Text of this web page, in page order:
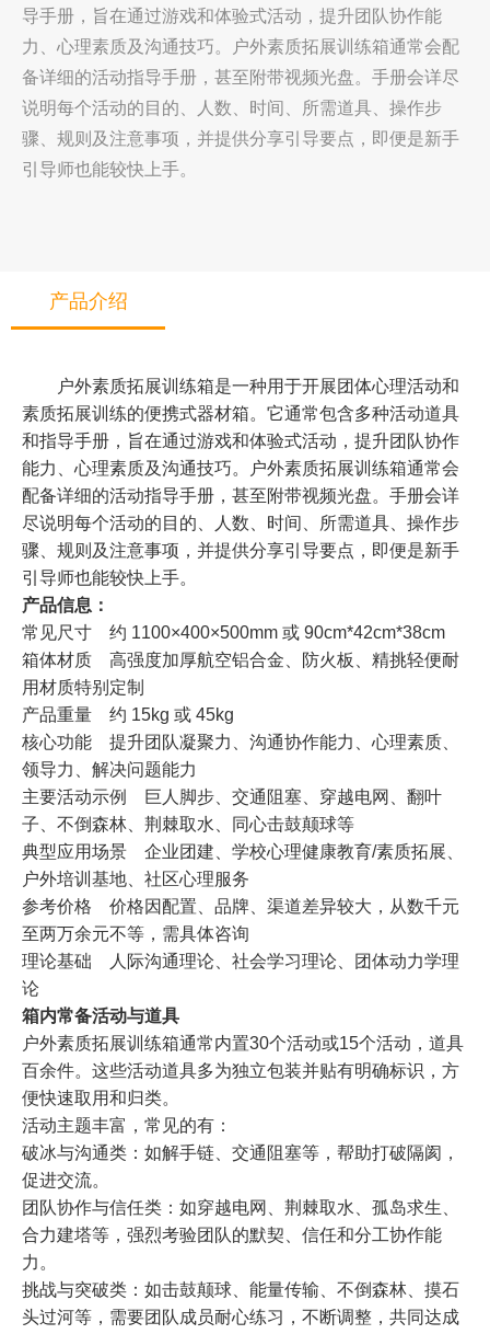
导手册，旨在通过游戏和体验式活动，提升团队协作能
力、心理素质及沟通技巧。户外素质拓展训练箱通常会配
备详细的活动指导手册，甚至附带视频光盘。手册会详尽
说明每个活动的目的、人数、时间、所需道具、操作步
骤、规则及注意事项，并提供分享引导要点，即便是新手
引导师也能较快上手。
产品介绍
户外素质拓展训练箱是一种用于开展团体心理活动和
素质拓展训练的便携式器材箱。它通常包含多种活动道具
和指导手册，旨在通过游戏和体验式活动，提升团队协作
能力、心理素质及沟通技巧。户外素质拓展训练箱通常会
配备详细的活动指导手册，甚至附带视频光盘。手册会详
尽说明每个活动的目的、人数、时间、所需道具、操作步
骤、规则及注意事项，并提供分享引导要点，即便是新手
引导师也能较快上手。
产品信息：
常见尺寸 约 1100×400×500mm 或 90cm*42cm*38cm
箱体材质 高强度加厚航空铝合金、防火板、精挑轻便耐
用材质特别定制
产品重量 约 15kg 或 45kg
核心功能 提升团队凝聚力、沟通协作能力、心理素质、
领导力、解决问题能力
主要活动示例 巨人脚步、交通阻塞、穿越电网、翻叶
子、不倒森林、荆棘取水、同心击鼓颠球等
典型应用场景 企业团建、学校心理健康教育/素质拓展、
户外培训基地、社区心理服务
参考价格 价格因配置、品牌、渠道差异较大，从数千元
至两万余元不等，需具体咨询
理论基础 人际沟通理论、社会学习理论、团体动力学理
论
箱内常备活动与道具
户外素质拓展训练箱通常内置30个活动或15个活动，道具
百余件。这些活动道具多为独立包装并贴有明确标识，方
便快速取用和归类。
活动主题丰富，常见的有：
破冰与沟通类：如解手链、交通阻塞等，帮助打破隔阂，
促进交流。
团队协作与信任类：如穿越电网、荆棘取水、孤岛求生、
合力建塔等，强烈考验团队的默契、信任和分工协作能
力。
挑战与突破类：如击鼓颠球、能量传输、不倒森林、摸石
头过河等，需要团队成员耐心练习，不断调整，共同达成